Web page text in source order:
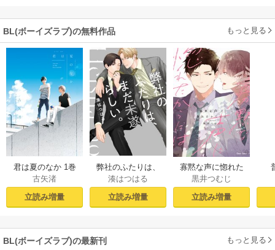
BL(ボーイズラブ)の無料作品 もっと見る
君は夏のなか 1巻
古矢渚
立読み増量
弊社のふたりは、
まだ未遂らしい。
１【コミックシー
モア限定描き下ろ
湊はつはる
立読み増量
寡黙な声に惚れた
からには【おまけ
付き電子限定版】
黒井つむじ
立読み増量
BL(ボーイズラブ)の最新刊 もっと見る